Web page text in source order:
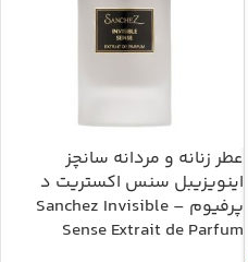
عطر زنانه و مردانه سانچز
اینویزیبل سنس اکستریت د
پرفیوم – Sanchez Invisible
Sense Extrait de Parfum